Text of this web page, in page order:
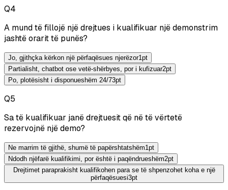
Q4
A mund të fillojë një drejtues i kualifikuar një demonstrim
jashtë orarit të punës?
Jo, gjithçka kërkon një përfaqësues njerëzor1 pt
Partialisht, chatbot ose vetë-shërbyes, por i kufizuar2pt
Po, plotësisht i disponueshëm 24/73pt
Q5
Sa të kualifikuar janë drejtuesit që në të vërtetë
rezervojnë një demo?
Ne marrim të gjithë, shumë të papërshtatshëm1 pt
Ndodh njëfarë kualifikimi, por është i paqëndrueshëm2pt
Drejtimet paraprakisht kualifikohen para se të shpenzohet koha e një
përfaqësuesi3pt